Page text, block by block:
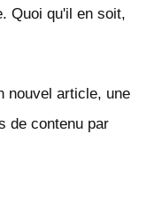
Quoi qu'il en soit,
nouvel article, une
de contenu par